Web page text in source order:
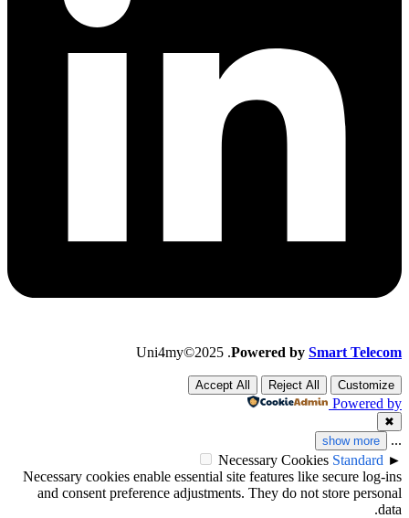
Uni4my©2025 .Powered by Smart Telecom
Customize
Reject All
Accept All
Powered by
✖
...
show more
►
Necessary Cookies Standard
Necessary cookies enable essential site features like secure log-ins
and consent preference adjustments. They do not store personal
data.